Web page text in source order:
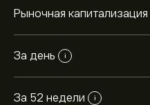
Рыночная капитализация
За день i
За 52 недели i